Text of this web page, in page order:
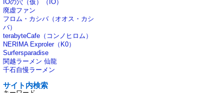
IOの穴（仮）（IO）
廃虚ファン
フロム・カシバ（オオス・カシ
バ）
terabyteCafe（コンノヒロム）
NERIMA Exproler（K0）
Surfersparadise
関越ラーメン 仙龍
千石自慢ラーメン
サイト内検索